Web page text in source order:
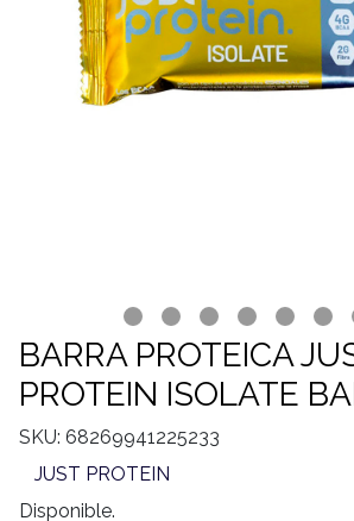
BARRA PROTEICA
PROTEIN ISOLATE
SKU: 68269941225233
JUST PROTEIN
Disponible.